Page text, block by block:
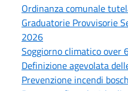
Ordinanza comunale
Graduatorie Provvisorie
2026
Soggiorno climatico over
Definizione agevolata
Prevenzione incendi